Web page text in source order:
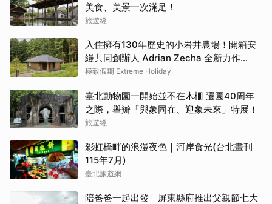
美食、美景一次滿足！
旅遊經
入住擁有130年歷史的小岩井農場！開箱安
縵共同創辦人 Adrian Zecha 全新力作
「AZUMA FARM KOIWAI」體驗最高級的
極致假期 Extreme Holiday
臺北動物園一開始並不在木柵 遷園40周年
之際，舉辧「與象同在、迎象未來」特展！
旅遊經
彩虹橋畔的浪漫夜色｜河岸食光(台北畫刊
115年7月)
臺北旅遊網
陪爸爸一起出發 屏東縣府推出父親節七大